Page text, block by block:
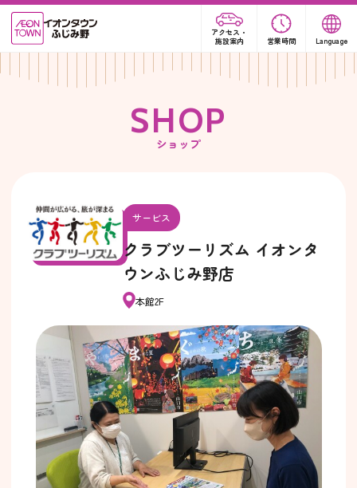
アクセス・
施設案内
営業時間 Language
SHOP
ショップ
サービス
クラブツーリズム イオンタ
ウンふじみ野店
本館2F